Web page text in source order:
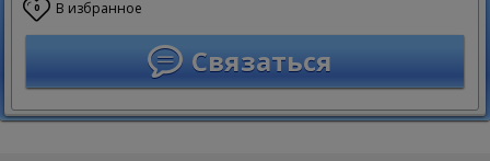
0 В избранное
Связаться